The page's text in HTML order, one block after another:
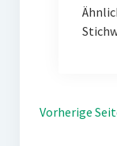
Vorherige